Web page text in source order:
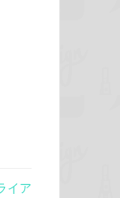
イア